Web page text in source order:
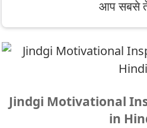
आप सबसे
Jindgi Motivational
in